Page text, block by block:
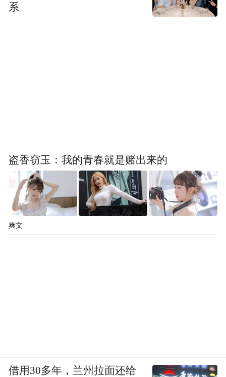
系
盗香窃玉：我的青春就是赌出来的
爽文
借用30多年，兰州拉面还给